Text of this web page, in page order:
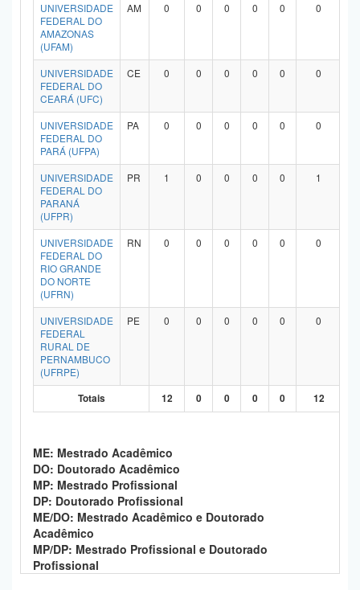
UNIVERSIDADE
FEDERAL DO
AMAZONAS
(UFAM)
AM 0 0 0 0 0 0
UNIVERSIDADE
FEDERAL DO
CEARÁ (UFC)
CE 0 0 0 0 0 0
UNIVERSIDADE
FEDERAL DO
PARÁ (UFPA)
PA 0 0 0 0 0 0
UNIVERSIDADE
FEDERAL DO
PARANÁ
(UFPR)
PR 1 0 0 0 0 1
UNIVERSIDADE
FEDERAL DO
RIO GRANDE
DO NORTE
(UFRN)
RN 0 0 0 0 0 0
UNIVERSIDADE
FEDERAL
RURAL DE
PERNAMBUCO
(UFRPE)
PE 0 0 0 0 0 0
Totais 12 0 0 0 0 12
ME: Mestrado Acadêmico
DO: Doutorado Acadêmico
MP: Mestrado Profissional
DP: Doutorado Profissional
ME/DO: Mestrado Acadêmico e Doutorado
Acadêmico
MP/DP: Mestrado Profissional e Doutorado
Profissional